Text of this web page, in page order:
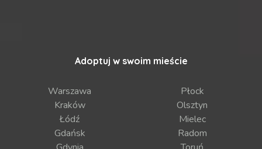
Adoptuj w swoim mieście
Warszawa
Kraków
Łódź
Gdańsk
Płock
Olsztyn
Mielec
Radom